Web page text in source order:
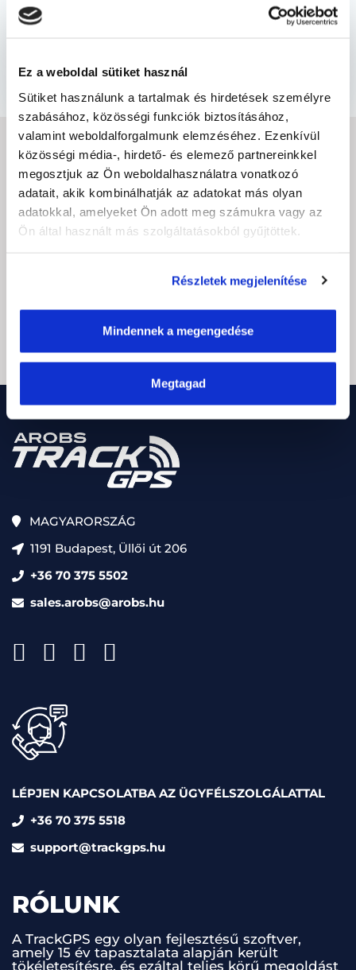
Ez a weboldal sütiket használ
Sütiket használunk a tartalmak és hirdetések személyre
szabásához, közösségi funkciók biztosításához,
valamint weboldalforgalmunk elemzéséhez. Ezenkívül
közösségi média-, hirdető- és elemező partnereinkkel
megosztjuk az Ön weboldalhasználatra vonatkozó
adatait, akik kombinálhatják az adatokat más olyan
adatokkal, amelyeket Ön adott meg számukra vagy az
Ön által használt más szolgáltatásokból gyűjtöttek.
Részletek megjelenítése
Mindennek a megengedése
Megtagad
TrackGPS platform támogatja a működési
by Marian Miruna
IRATKOZZON FEL A
HÍRLEVÉLRE
E-
MAGYARORSZÁG
1191 Budapest, Üllői út 206
+36 70 375 5502
sales.arobs@arobs.hu
LÉPJEN KAPCSOLATBA AZ ÜGYFÉLSZOLGÁLATTAL
+36 70 375 5518
support@trackgps.hu
RÓLUNK
A TrackGPS egy olyan fejlesztésű szoftver,
amely 15 év tapasztalata alapján került
tökéletesítésre, és ezáltal teljes körű megoldást